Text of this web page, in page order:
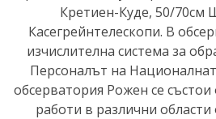
Кретиен-Куде, 50/70см
Касегрейнтелескопи. В
изчислителна система за
Персоналът на
обсерватория Рожен се
работи в различни